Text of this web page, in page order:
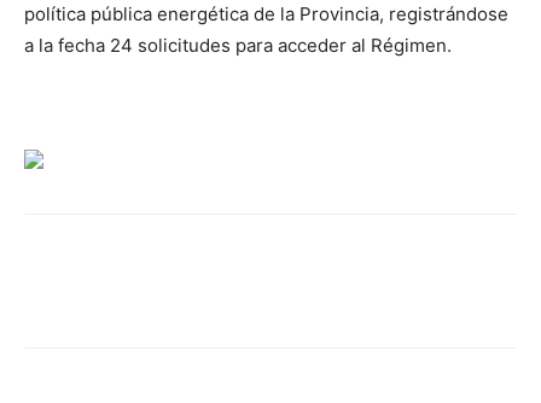
política pública energética de la Provincia, registrándose
a la fecha 24 solicitudes para acceder al Régimen.